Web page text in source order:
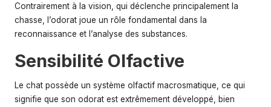
Contrairement à la vision, qui déclenche principalement la
chasse, l’odorat joue un rôle fondamental dans la
reconnaissance et l’analyse des substances.
Sensibilité Olfactive
Le chat possède un système olfactif macrosmatique, ce qui
signifie que son odorat est extrêmement développé, bien